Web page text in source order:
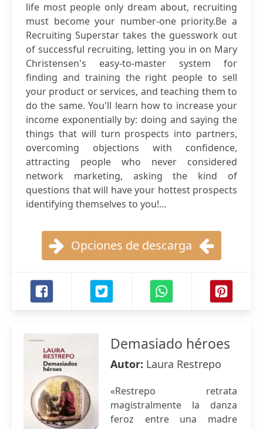
life most people only dream about, recruiting
must become your number-one priority.Be a
Recruiting Superstar takes the guesswork out
of successful recruiting, letting you in on Mary
Christensen's easy-to-master system for
finding and training the right people to sell
your product or services, and teaching them to
do the same. You'll learn how to increase your
income exponentially by: doing and saying the
things that will turn prospects into partners,
overcoming objections with confidence,
attracting people who never considered
network marketing, asking the kind of
questions that will have your hottest prospects
identifying themselves to you!...
Opciones de descarga
Demasiado héroes
Autor: Laura Restrepo
«Restrepo retrata
magistralmente la danza
feroz entre una madre